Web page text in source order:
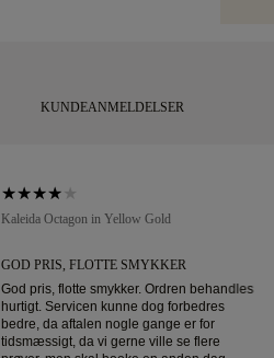
KUNDEANMELDELSER
Kaleida Octagon in Yellow Gold
GOD PRIS, FLOTTE SMYKKER
God pris, flotte smykker. Ordren behandles
hurtigt. Servicen kunne dog forbedres
bedre, da aftalen nogle gange er for
tidsmæssigt, da vi gerne ville se flere